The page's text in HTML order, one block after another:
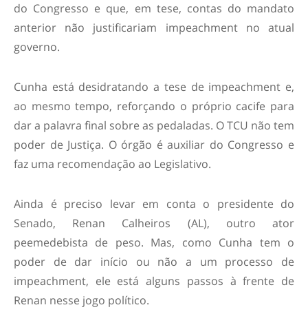
do Congresso e que, em tese, contas do mandato
anterior não justificariam impeachment no atual
governo.
Cunha está desidratando a tese de impeachment e,
ao mesmo tempo, reforçando o próprio cacife para
dar a palavra final sobre as pedaladas. O TCU não tem
poder de Justiça. O órgão é auxiliar do Congresso e
faz uma recomendação ao Legislativo.
Ainda é preciso levar em conta o presidente do
Senado, Renan Calheiros (AL), outro ator
peemedebista de peso. Mas, como Cunha tem o
poder de dar início ou não a um processo de
impeachment, ele está alguns passos à frente de
Renan nesse jogo político.